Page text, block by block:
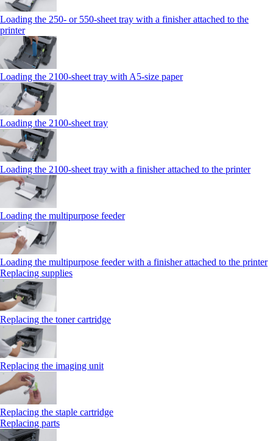
Loading the 250‑ or 550‑sheet tray with a finisher attached to the
printer
Loading the 2100‑sheet tray with A5‑size paper
Loading the 2100‑sheet tray
Loading the 2100‑sheet tray with a finisher attached to the printer
Loading the multipurpose feeder
Loading the multipurpose feeder with a finisher attached to the printer
Replacing supplies
Replacing the toner cartridge
Replacing the imaging unit
Replacing the staple cartridge
Replacing parts